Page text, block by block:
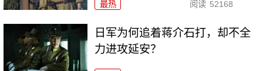
最热 阅读 52168
日军为何追着蒋介石打，却不全
力进攻延安？